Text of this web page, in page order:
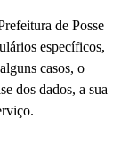
de Posse
específicos,
casos, o
dos dados, a sua